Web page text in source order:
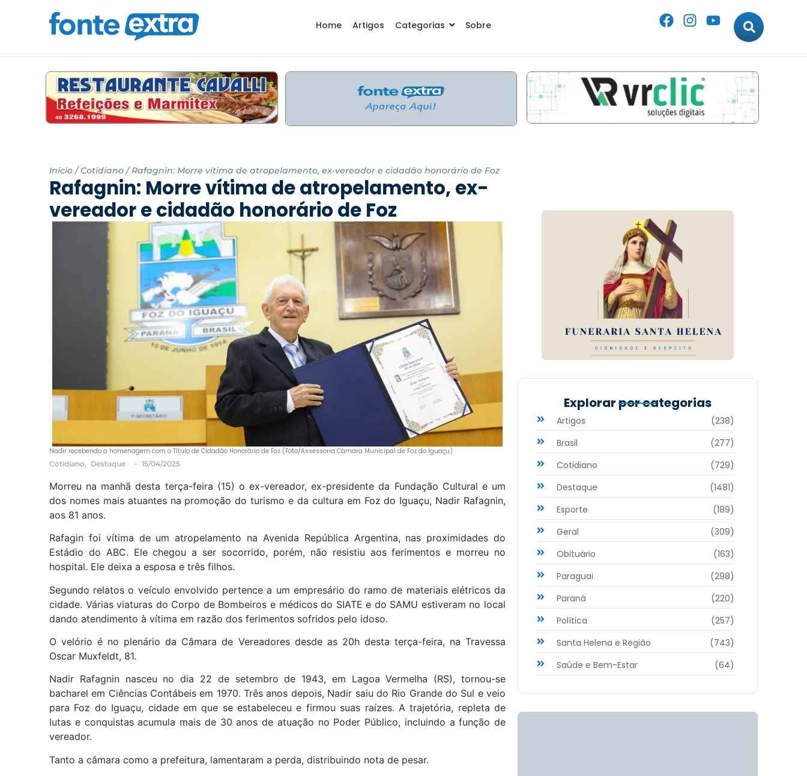
Home Artigos Categorias Sobre
Início / Cotidiano / Rafagnin: Morre vítima de atropelamento, ex-vereador e cidadão honorário de Foz
Rafagnin: Morre vítima de atropelamento, ex-
vereador e cidadão honorário de Foz
Nadir recebendo a homenagem com o Título de Cidadão Honorário de Foz (Foto/Assessoria Câmara Municipal de Foz do Iguaçu)
Cotidiano, Destaque - 15/04/2025
Morreu na manhã desta terça-feira (15) o ex-vereador, ex-presidente da Fundação Cultural e um
dos nomes mais atuantes na promoção do turismo e da cultura em Foz do Iguaçu, Nadir Rafagnin,
aos 81 anos.
Rafagin foi vítima de um atropelamento na Avenida República Argentina, nas proximidades do
Estádio do ABC. Ele chegou a ser socorrido, porém, não resistiu aos ferimentos e morreu no
hospital. Ele deixa a esposa e três filhos.
Segundo relatos o veículo envolvido pertence a um empresário do ramo de materiais elétricos da
cidade. Várias viaturas do Corpo de Bombeiros e médicos do SIATE e do SAMU estiveram no local
dando atendimento à vítima em razão dos ferimentos sofridos pelo idoso.
O velório é no plenário da Câmara de Vereadores desde as 20h desta terça-feira, na Travessa
Oscar Muxfeldt, 81.
Nadir Rafagnin nasceu no dia 22 de setembro de 1943, em Lagoa Vermelha (RS), tornou-se
bacharel em Ciências Contábeis em 1970. Três anos depois, Nadir saiu do Rio Grande do Sul e veio
para Foz do Iguaçu, cidade em que se estabeleceu e firmou suas raízes. A trajetória, repleta de
lutas e conquistas acumula mais de 30 anos de atuação no Poder Público, incluindo a função de
vereador.
Tanto a câmara como a prefeitura, lamentaram a perda, distribuindo nota de pesar.
Explorar por categorias
Artigos
(238)
Brasil
(277)
Cotidiano
(729)
Destaque
(1481)
Esporte
(189)
Geral
(309)
Obituário
(163)
Paraguai
(298)
Paraná
(220)
Política
(257)
Santa Helena e Região
(743)
Saúde e Bem-Estar
(64)